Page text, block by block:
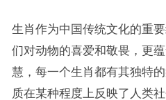
生肖作为中国传统文化的重
们对动物的喜爱和敬畏，更
慧，每一个生肖都有其独特
质在某种程度上反映了人类